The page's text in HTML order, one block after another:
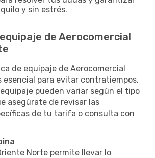
y sin estrés.
de Aerocomercial
de equipaje de Aerocomercial
esencial para evitar contratiempos.
pueden variar según el tipo
asegúrate de revisar las
de tu tarifa o consulta con
Norte permite llevar lo